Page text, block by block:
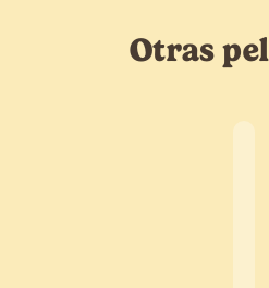
Otras